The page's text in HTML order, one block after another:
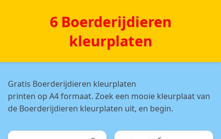
6 Boerderijdieren
kleurplaten
Gratis Boerderijdieren kleurplaten
printen op A4 formaat. Zoek een mooie kleurplaat van
de Boerderijdieren kleurplaten uit, en begin.